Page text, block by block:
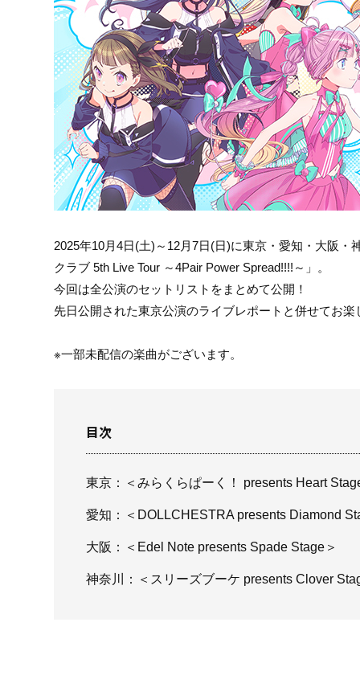
2025年10月4日(土)～12月7日(日)に東京・愛知・大阪
クラブ 5th Live Tour ～4Pair Power Spread!!!!～」。
今回は全公演のセットリストをまとめて公開！
先日公開された東京公演のライブレポートと併せてお楽
※一部未配信の楽曲がございます。
目次
東京：＜みらくらぱーく！ presents Heart
愛知：＜DOLLCHESTRA presents Diamond
大阪：＜Edel Note presents Spade Stage＞
神奈川：＜スリーズブーケ presents Clover